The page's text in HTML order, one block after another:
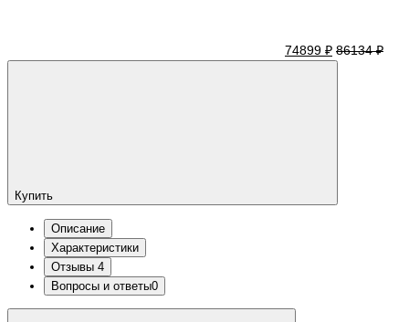
74899 ₽ 86134 ₽
Купить
Описание
Характеристики
Отзывы 4
Вопросы и ответы0